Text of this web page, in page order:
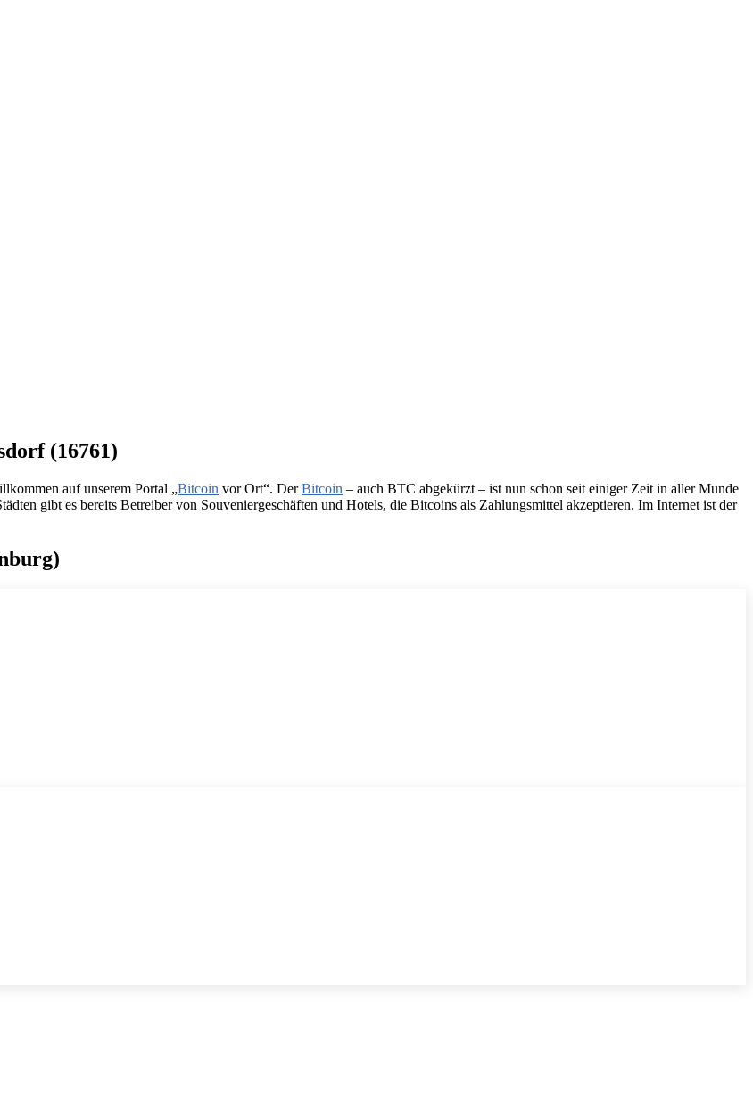
(16761)
auf unserem Portal „Bitcoin vor Ort“. DerBitcoin – auch BTC abgekürzt – ist nun schon seit einiger Zeit in aller Munde
gibt es bereits Betreiber von Souveniergeschäften und Hotels, die Bitcoins als Zahlungsmittel akzeptieren. Im Internet ist der